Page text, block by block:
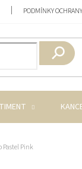
PODMÍNKY
Pastel Pink